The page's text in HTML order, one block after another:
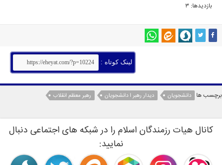
بازدیدها: 3
لینک کوتاه :
برچسب ها دانشجویان دیدار رهبر ا دانشجویان رهبر معظم انقلاب
کانال هیات رزمندگان اسلام را در شبکه های اجتماعی دنبال
نمایید: